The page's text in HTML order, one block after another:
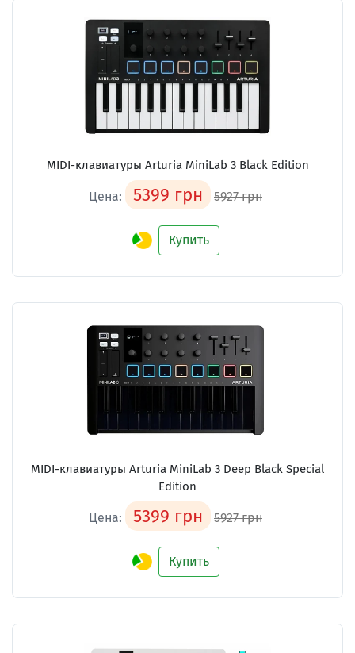
MIDI-клавиатуры Arturia MiniLab 3 Black Edition
Цена: 5399 грн 5927 грн
Купить
MIDI-клавиатуры Arturia MiniLab 3 Deep Black Special
Edition
Цена: 5399 грн 5927 грн
Купить